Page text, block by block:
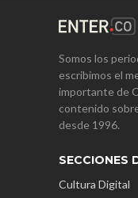
Somos los
escribimos el
importante de
contenido
desde 1996.
SECCIONES
Cultura Digital